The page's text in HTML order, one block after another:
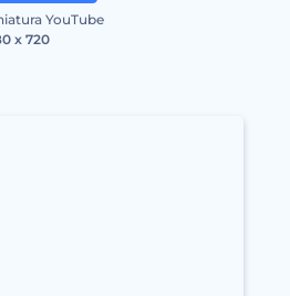
YouTube
x 720